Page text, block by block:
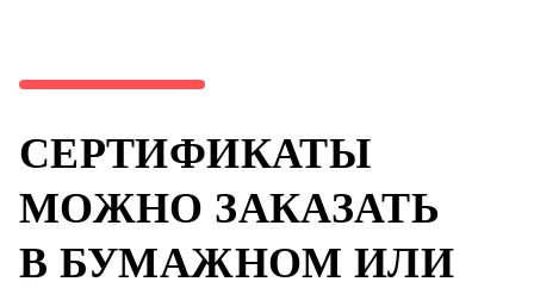
СЕРТИФИКАТЫ
МОЖНО ЗАКАЗАТЬ
В БУМАЖНОМ ИЛИ